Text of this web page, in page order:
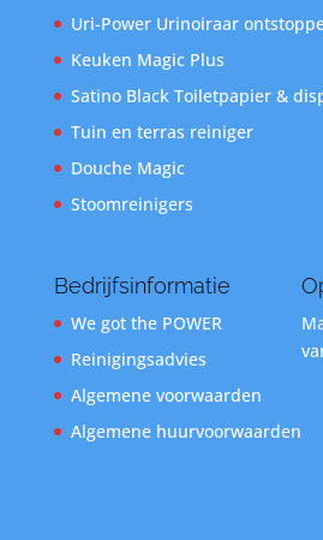
Uri-Power Urinoiraar
Keuken Magic Plus
Satino Black Toiletpapier &
Tuin en terras reiniger
Douche Magic
Stoomreinigers
Bedrijfsinformatie
We got the POWER
Reinigingsadvies
Algemene voorwaarden
Algemene huurvoorwaarden